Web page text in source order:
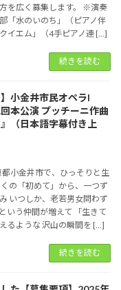
を広く募集します。 ※演奏
「水のいのち」（ピアノ伴
イエム」（4手ピアノ連 […]
続きを読む
】小金井市民オペラI
本公演 プッチーニ作曲
（日本語字幕付き上
小金井市で、ひっそりと生
の「初めて」から、一つず
いつしか、老若男女問わず
いう仲間が増えて 「生きて
るような 沢山の瞬間を […]
続きを読む